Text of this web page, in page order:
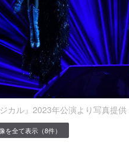
カル』2023年公演より写真提
を全て表示（8件）